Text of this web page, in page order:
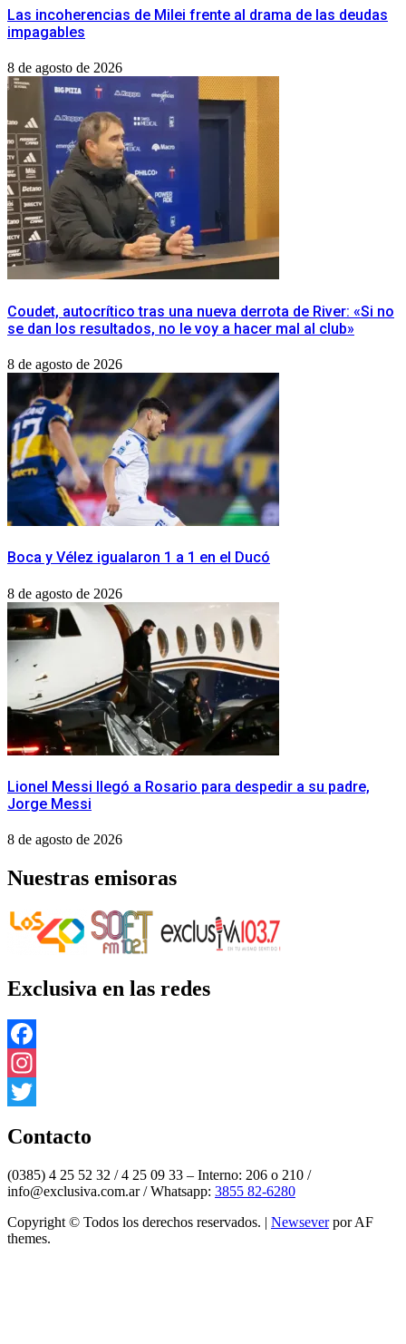
Las incoherencias de Milei frente al drama de las deudas
impagables
8 de agosto de 2026
Coudet, autocrítico tras una nueva derrota de River: «Si no
se dan los resultados, no le voy a hacer mal al club»
8 de agosto de 2026
Boca y Vélez igualaron 1 a 1 en el Ducó
8 de agosto de 2026
Lionel Messi llegó a Rosario para despedir a su padre,
Jorge Messi
8 de agosto de 2026
Nuestras emisoras
Exclusiva en las redes
Facebook
Instagram
Contacto
(0385) 4 25 52 32 / 4 25 09 33 – Interno: 206 o 210 /
info@exclusiva.com.ar / Whatsapp: 3855 82-6280
Copyright © Todos los derechos reservados. | Newseverpor AF
themes.